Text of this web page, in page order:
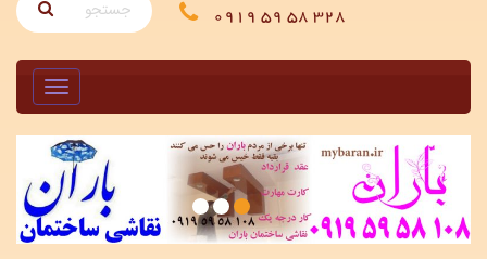
328 58 59 0919
Toggle